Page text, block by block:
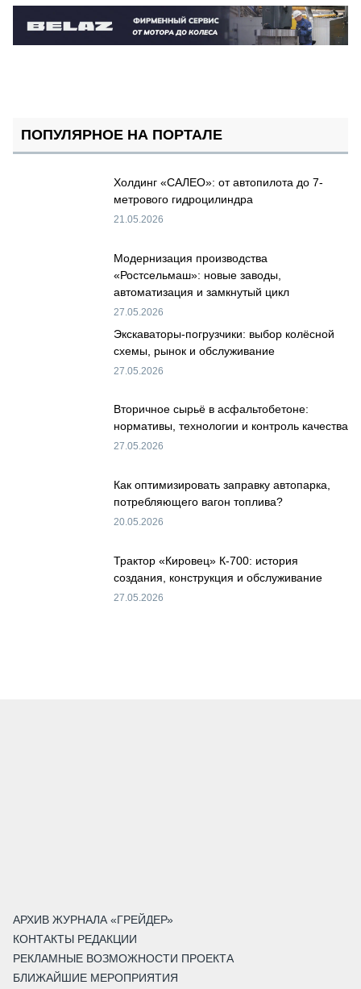
ПОПУЛЯРНОЕ НА ПОРТАЛЕ
Холдинг «САЛЕО»: от автопилота до 7-
метрового гидроцилиндра
21.05.2026
Модернизация производства
«Ростсельмаш»: новые заводы,
автоматизация и замкнутый цикл
27.05.2026
Экскаваторы-погрузчики: выбор колёсной
схемы, рынок и обслуживание
27.05.2026
Вторичное сырьё в асфальтобетоне:
нормативы, технологии и контроль качества
27.05.2026
Как оптимизировать заправку автопарка,
потребляющего вагон топлива?
20.05.2026
Трактор «Кировец» К-700: история
создания, конструкция и обслуживание
27.05.2026
АРХИВ ЖУРНАЛА «ГРЕЙДЕР»
КОНТАКТЫ РЕДАКЦИИ
РЕКЛАМНЫЕ ВОЗМОЖНОСТИ ПРОЕКТА
БЛИЖАЙШИЕ МЕРОПРИЯТИЯ